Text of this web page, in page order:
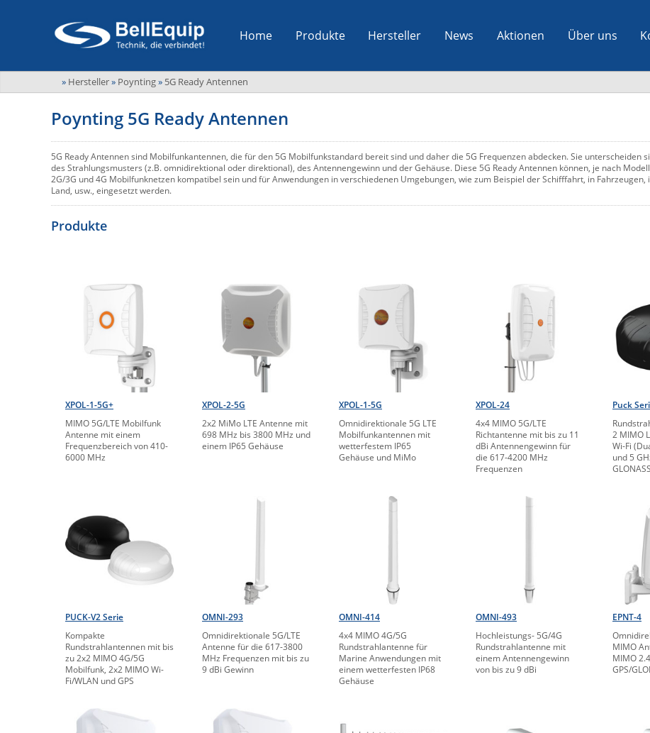
Home Produkte Hersteller News Aktionen Über uns
» Hersteller» Poynting» 5G Ready Antennen
Poynting 5G Ready Antennen
5G Ready Antennen sind Mobilfunkantennen, die für den 5G Mobilfunkstandard bereit sind und daher die 5G Frequenzen abdecken. Sie unterscheiden
des Strahlungsmusters (z.B. omnidirektional oder direktional), des Antennengewinn und der Gehäuse. Diese 5G Ready Antennen können, je nach
2G/3G und 4G Mobilfunknetzen kompatibel sein und für Anwendungen in verschiedenen Umgebungen, wie zum Beispiel der Schifffahrt, in Fahrzeugen,
Land, usw., eingesetzt werden.
Produkte
XPOL-1-5G+
MIMO 5G/LTE Mobilfunk
Antenne mit einem
Frequenzbereich von 410-
6000 MHz
XPOL-2-5G
2x2 MiMo LTE Antenne mit
698 MHz bis 3800 MHz und
einem IP65 Gehäuse
XPOL-1-5G
Omnidirektionale 5G LTE
Mobilfunkantennen mit
wetterfestem IP65
Gehäuse und MiMo
XPOL-24
4x4 MIMO 5G/LTE
Richtantenne mit bis zu 11
dBi Antennengewinn für
die 617-4200 MHz
Frequenzen
Puck
2 MIMO
Wi-Fi
und 5
GLONASS
PUCK-V2 Serie
Kompakte
Rundstrahlantennen mit bis
zu 2x2 MIMO 4G/5G
Mobilfunk, 2x2 MIMO Wi-
Fi/WLAN und GPS
OMNI-293
Omnidirektionale 5G/LTE
Antenne für die 617-3800
MHz Frequenzen mit bis zu
9 dBi Gewinn
OMNI-414
4x4 MIMO 4G/5G
Rundstrahlantenne für
Marine Anwendungen mit
einem wetterfesten IP68
Gehäuse
OMNI-493
Hochleistungs- 5G/4G
Rundstrahlantenne mit
einem Antennengewinn
von bis zu 9 dBi
EPNT-4
MIMO
MIMO
GPS/